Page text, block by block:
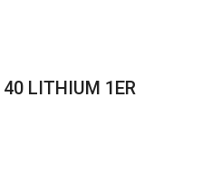
LITHIUM 1ER